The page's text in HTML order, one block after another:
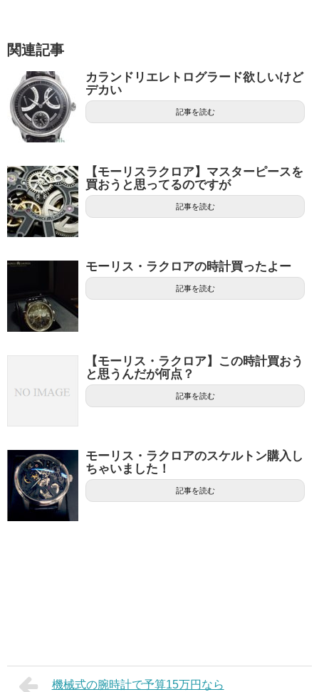
関連記事
カランドリエレトログラード欲しいけど
デカい
記事を読む
【モーリスラクロア】マスターピースを
買おうと思ってるのですが
記事を読む
モーリス・ラクロアの時計買ったよー
記事を読む
【モーリス・ラクロア】この時計買おう
と思うんだが何点？
記事を読む
モーリス・ラクロアのスケルトン購入し
ちゃいました！
記事を読む
機械式の腕時計で予算15万円なら